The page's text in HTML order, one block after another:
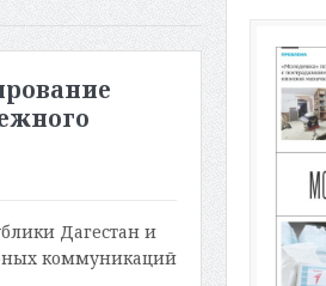
Дагестан и
коммуникаций